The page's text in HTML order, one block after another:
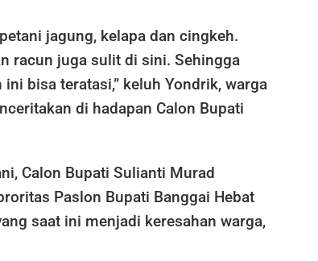
jagung, kelapa dan cingkeh.
racun juga sulit di sini. Sehingga
bisa teratasi,” keluh Yondrik, warga
di hadapan Calon Bupati
Calon Bupati Sulianti Murad
Paslon Bupati Banggai Hebat
saat ini menjadi keresahan warga,